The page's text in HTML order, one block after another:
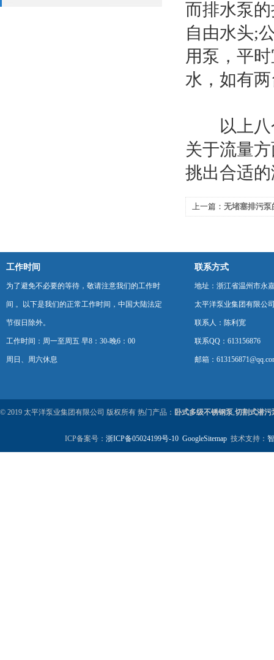
而排水泵
自由水头;
用泵，平
水，如有
以上八个
关于流量
挑出合适
上一篇： 无堵塞排污泵
工作时间
为了避免不必要的等待，敬请注意我们的工作时
间 。以下是我们的正常工作时间，中国大陆法定
节假日除外。
工作时间：周一至周五 早8：30-晚6：00
周日、周六休息
联系方式
地址：浙江省温州市永
太平洋泵业集团有限公
联系人：陈利宽
联系QQ：613156876
邮箱：
© 2019 太平洋泵业集团有限公司 版权所有 热门产品： 卧式多级不锈钢泵,切割式潜污
ICP备案号： 浙ICP备05024199号-10 GoogleSitemap 技术支持：